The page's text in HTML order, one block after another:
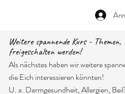
Weitere spannende Kurs -
freigeschalten werden!
Als nächstes haben wir weitere
die Eich interessieren könnten!
U. a. Darmgesundheit, Allergien,